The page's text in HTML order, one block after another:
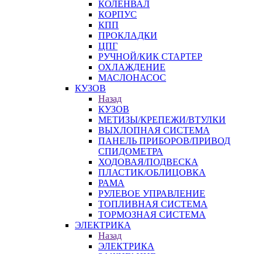
КОЛЕНВАЛ
КОРПУС
КПП
ПРОКЛАДКИ
ЦПГ
РУЧНОЙ/КИК СТАРТЕР
ОХЛАЖДЕНИЕ
МАСЛОНАСОС
КУЗОВ
Назад
КУЗОВ
МЕТИЗЫ/КРЕПЕЖИ/ВТУЛКИ
ВЫХЛОПНАЯ СИСТЕМА
ПАНЕЛЬ ПРИБОРОВ/ПРИВОД
СПИДОМЕТРА
ХОДОВАЯ/ПОДВЕСКА
ПЛАСТИК/ОБЛИЦОВКА
РАМА
РУЛЕВОЕ УПРАВЛЕНИЕ
ТОПЛИВНАЯ СИСТЕМА
ТОРМОЗНАЯ СИСТЕМА
ЭЛЕКТРИКА
Назад
ЭЛЕКТРИКА